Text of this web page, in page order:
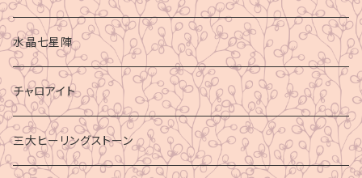
水晶七星陣
チャロアイト
三大ヒーリングストーン